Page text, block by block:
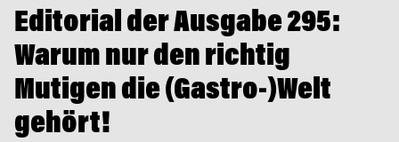
Editorial der Ausgabe 295:
Warum nur den richtig
Mutigen die (Gastro-)Welt
gehört!